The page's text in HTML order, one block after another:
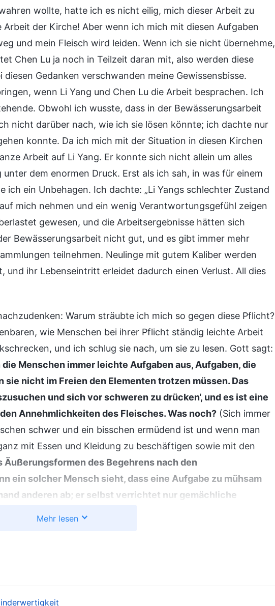
wollte, hatte ich es nicht eilig, mich dieser Arbeit zu
der Kirche! Aber wenn ich mich mit diesen Aufgaben
und mein Fleisch wird leiden. Wenn ich sie nicht übernehme,
Chen Lu ja noch in Teilzeit daran mit, also werden diese
Gedanken verschwanden meine Gewissensbisse.
wenn Li Yang und Chen Lu die Arbeit besprachen. Ich
Obwohl ich wusste, dass in der Bewässerungsarbeit
nicht darüber nach, wie ich sie lösen könnte; ich dachte nur
konnte. Da ich mich mit der Situation in diesen Kirchen
Arbeit auf Li Yang. Er konnte sich nicht allein um alles
dem enormen Druck. Erst als ich sah, in was für einem
ich ein Unbehagen. Ich dachte: „Li Yangs schlechter Zustand
mich nehmen und ein wenig Verantwortungsgefühl zeigen
gewesen, und die Arbeitsergebnisse hätten sich
Bewässerungsarbeit nicht gut, und es gibt immer mehr
teilnehmen. Neulinge mit gutem Kaliber werden
ihr Lebenseintritt erleidet dadurch einen Verlust. All dies
Warum sträubte ich mich so gegen diese Pflicht?
wie Menschen bei ihrer Pflicht ständig leichte Arbeit
und ich schlug sie nach, um sie zu lesen. Gott sagt:
Menschen immer leichte Aufgaben aus, Aufgaben, die
sie nicht im Freien den Elementen trotzen müssen. Das
und sich vor schweren zu drücken‘, und es ist eine
Annehmlichkeiten des Fleisches. Was noch? (Sich immer
schwer und ein bisschen ermüdend ist und wenn man
mit Essen und Kleidung zu beschäftigen sowie mit den
Äußerungsformen des Begehrens nach den
ein solcher Mensch sieht, dass eine Aufgabe zu mühsam
anderen ab; er selbst verrichtet nur gemächliche
in Anspruch nehmen, die Routine und der übliche Zustand
Mehr lesen